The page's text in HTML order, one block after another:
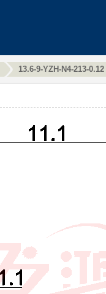
13.6-9-YZH-N4-213-0.12